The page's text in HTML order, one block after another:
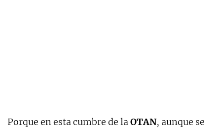
Porque en esta cumbre de laOTAN, aunque se